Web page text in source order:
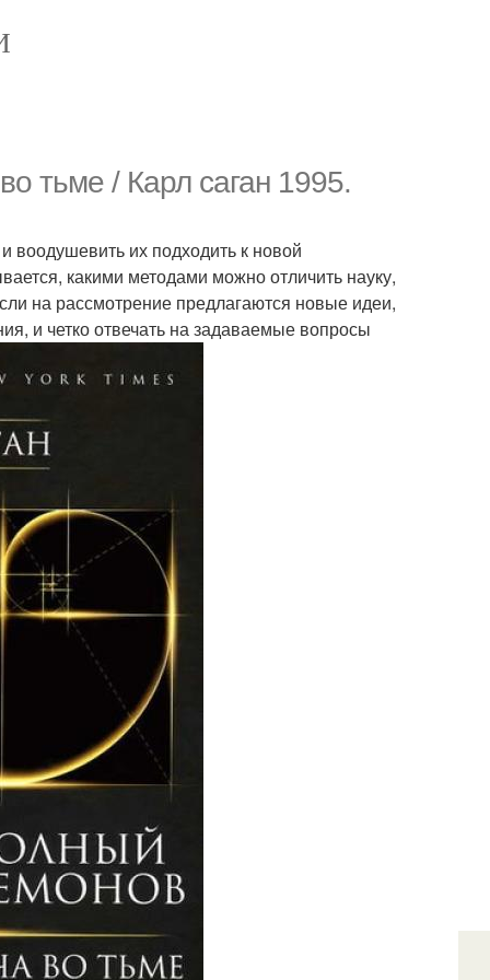
тьме / Карл саган 1995.
воодушевить их подходить к новой
какими методами можно отличить науку,
на рассмотрение предлагаются новые идеи,
и четко отвечать на задаваемые вопросы